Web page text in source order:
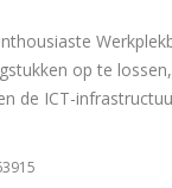
op te
de ICT-